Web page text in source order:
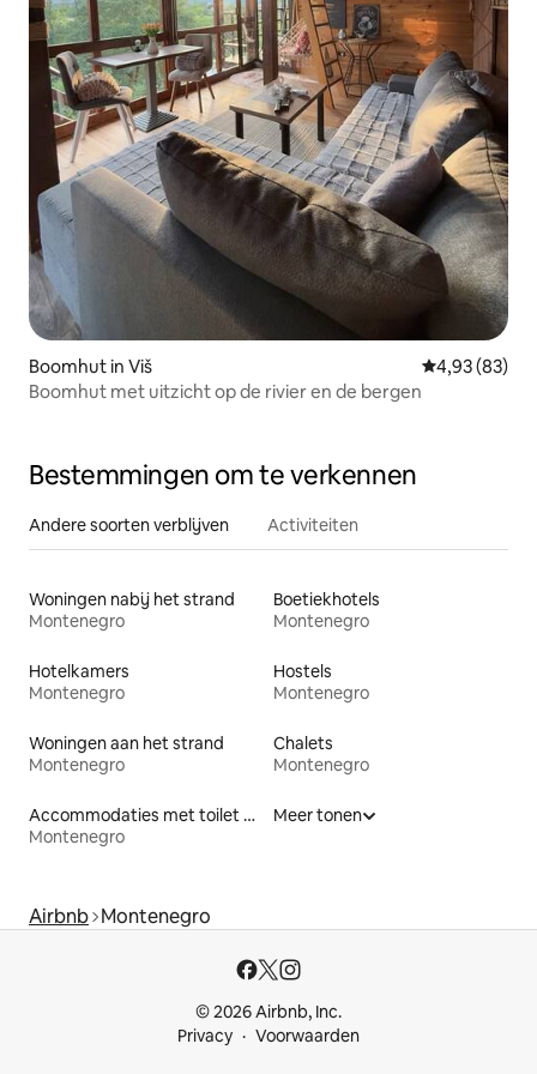
Boomhut in Viš Gemiddelde
4,93 (83)
Boomhut met uitzicht op de rivier en de bergen
Bestemmingen om te verkennen
Andere soorten verblijven Activiteiten
Woningen nabij het strand
Montenegro
Boetiekhotels
Montenegro
Hotelkamers
Montenegro
Hostels
Montenegro
Woningen aan het strand
Montenegro
Chalets
Montenegro
Accommodaties met toilet op toegankelijke hoogte
Montenegro
Meer tonen
Airbnb Montenegro
© 2026 Airbnb, Inc.
Privacy
Voorwaarden